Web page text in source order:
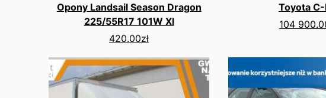
Opony Landsail Season Dragon
225/55R17 101W Xl
420.00zł
Toyota C-
104